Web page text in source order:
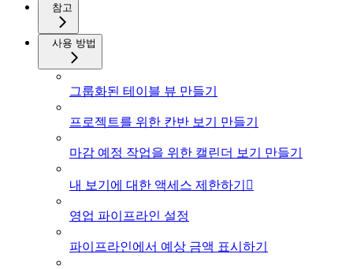
참고
사용 방법
그룹화된 테이블 뷰 만들기
프로젝트를 위한 칸반 보기 만들기
마감 예정 작업을 위한 캘린더 보기 만들기
내 보기에 대한 액세스 제한하기
영업 파이프라인 설정
파이프라인에서 예상 금액 표시하기